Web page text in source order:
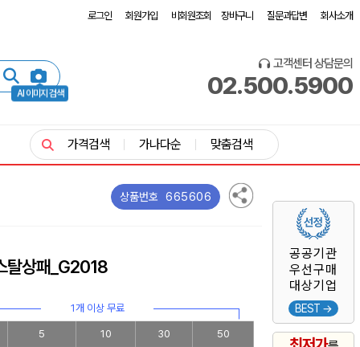
로그인 회원가입 비회원조회 장바구니 질문과답변 회사소개
AI 이미지 검색
고객센터 상담문의
02.500.5900
공공기관
우선구매
대상기업
BEST →
가격검색 가나다순 맞춤검색
상품번호 665606
탈상패_G2018
1개 이상 무료
5 10 30 50